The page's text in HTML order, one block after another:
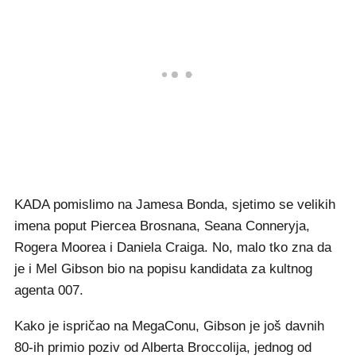
KADA pomislimo na Jamesa Bonda, sjetimo se velikih
imena poput Piercea Brosnana, Seana Conneryja,
Rogera Moorea i Daniela Craiga. No, malo tko zna da
je i Mel Gibson bio na popisu kandidata za kultnog
agenta 007.
Kako je ispričao na MegaConu, Gibson je još davnih
80-ih primio poziv od Alberta Broccolija, jednog od